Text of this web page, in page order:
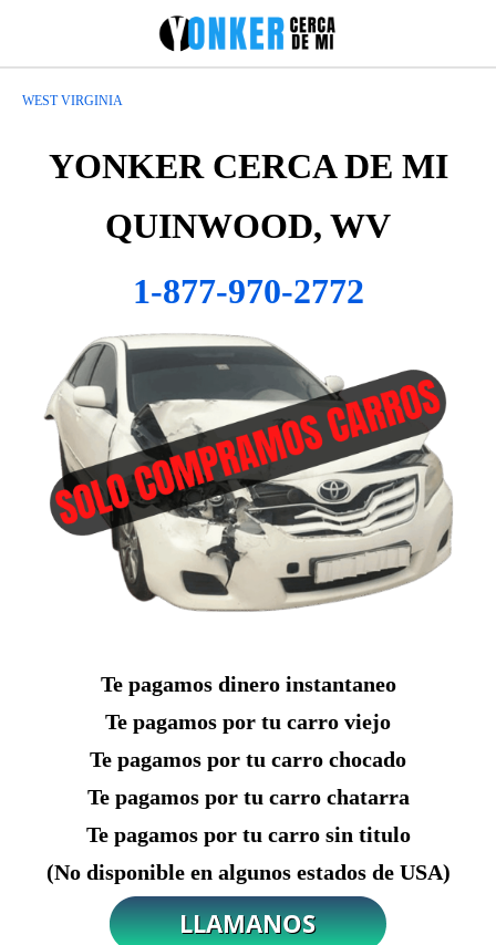
WEST VIRGINIA
YONKER CERCA DE MI
QUINWOOD, WV
1-877-970-2772
Te pagamos dinero instantaneo
Te pagamos por tu carro viejo
Te pagamos por tu carro chocado
Te pagamos por tu carro chatarra
Te pagamos por tu carro sin titulo
(No disponible en algunos estados de USA)